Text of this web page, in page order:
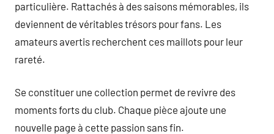
particulière. Rattachés à des saisons mémorables, ils
deviennent de véritables trésors pour fans. Les
amateurs avertis recherchent ces maillots pour leur
rareté.
Se constituer une collection permet de revivre des
moments forts du club. Chaque pièce ajoute une
nouvelle page à cette passion sans fin.